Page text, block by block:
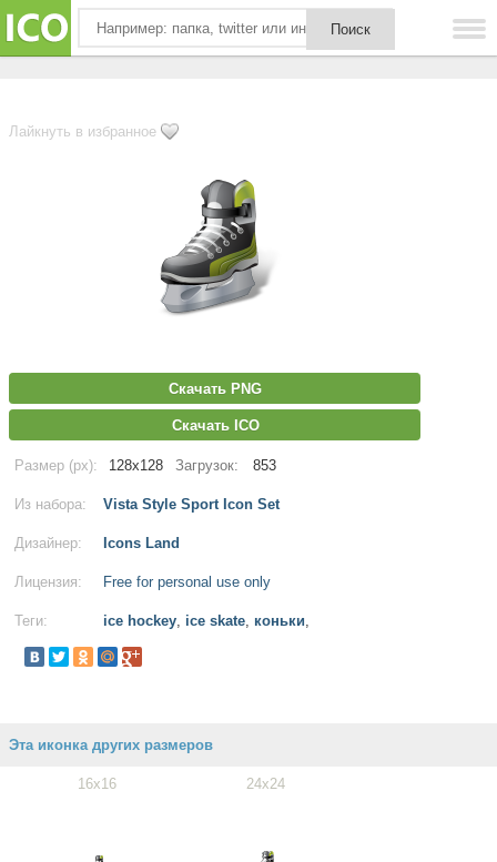
Лайкнуть в избранное
Скачать PNG
Скачать ICO
Размер (px): 128x128 Загрузок: 853
Из набора: Vista Style Sport Icon Set
Дизайнер: Icons Land
Лицензия: Free for personal use only
Теги: ice hockey, ice skate, коньки,
Эта иконка других размеров
16x16 24x24